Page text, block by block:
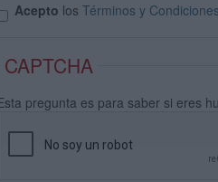
Acepto los Términos y Condiciones
CAPTCHA
pregunta es para saber si eres